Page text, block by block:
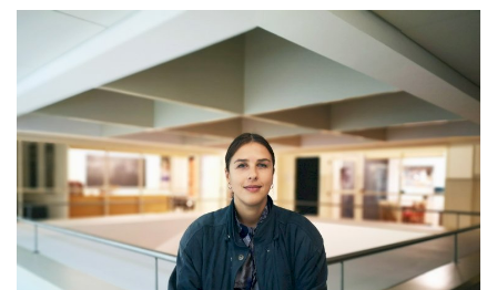
Educação
Estatuto Editorial
Saúde
Ficha técnica